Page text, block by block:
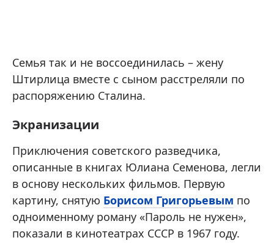
Семья так и не воссоединилась – жену
Штирлица вместе с сыном расстреляли по
распоряжению Сталина.
Экранизации
Приключения советского разведчика,
описанные в книгах Юлиана Семенова, легли
в основу нескольких фильмов. Первую
картину, снятую Борисом Григорьевым по
одноименному роману «Пароль не нужен»,
показали в кинотеатрах СССР в 1967 году.